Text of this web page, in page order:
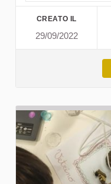
CREATO IL
29/09/2022